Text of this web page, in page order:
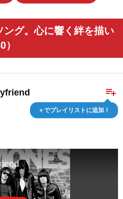
ング。心に響く絆を描い
playlist_add
＋でプレイリストに追加！